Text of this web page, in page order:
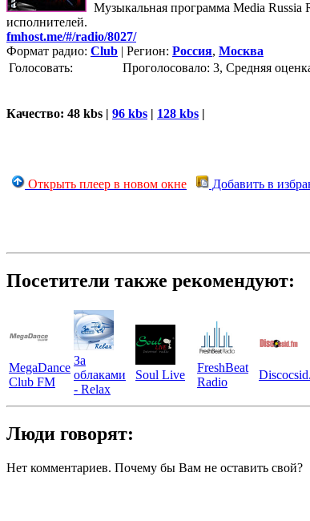
Музыкальная программа Media Russia
исполнителей.
fmhost.me/#/radio/8027/
Формат радио: Club | Регион: Россия, Москва
Голосовать:
Проголосовало: 3, Средняя
Качество: 48 kbs | 96 kbs | 128 kbs |
Открыть плеер в новом окне Добавить в
Посетители также рекомендуют:
MegaDance
Club FM
За
облаками
- Relax
Soul Live
FreshBeat
Radio
Люди говорят:
Нет комментариев. Почему бы Вам не оставить свой?